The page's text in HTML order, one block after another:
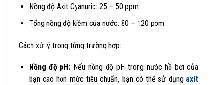
Nồng độ Axit Cyanuric: 25 – 50 ppm
Tổng nồng độ kiềm của nước: 80 – 120 ppm
Cách xử lý trong từng trường hợp:
Nồng độ pH: Nếu nồng độ pH trong nước hồ bơi của
bạn cao hơn mức tiêu chuẩn, bạn có thể sử dụng axit